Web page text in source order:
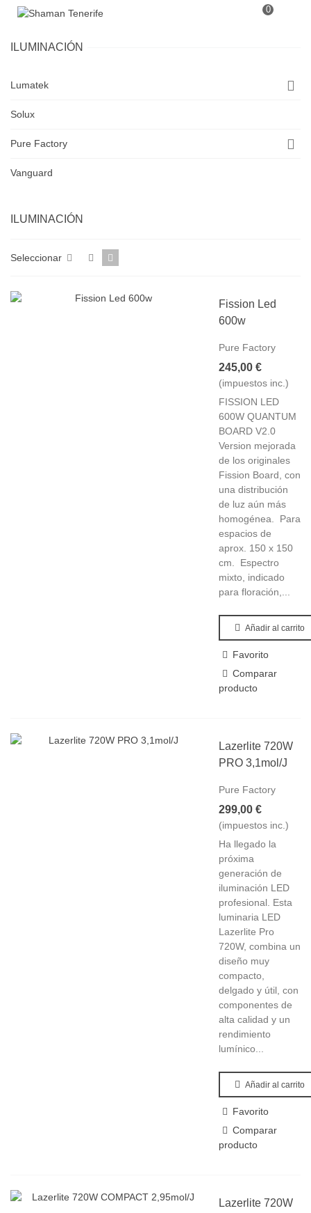
0
ILUMINACIÓN
Lumatek
Solux
Pure Factory
Vanguard
ILUMINACIÓN
Seleccionar
Fission Led
600w
Pure Factory
245,00 €
(impuestos inc.)
FISSION LED
600W QUANTUM
BOARD V2.0
Version mejorada
de los originales
Fission Board, con
una distribución
de luz aún más
homogénea. Para
espacios de
aprox. 150 x 150
cm. Espectro
mixto, indicado
para floración,...
Añadir al carrito
Favorito
Comparar
producto
Lazerlite 720W
PRO 3,1mol/J
Pure Factory
299,00 €
(impuestos inc.)
Ha llegado la
próxima
generación de
iluminación LED
profesional. Esta
luminaria LED
Lazerlite Pro
720W, combina un
diseño muy
compacto,
delgado y útil, con
componentes de
alta calidad y un
rendimiento
lumínico...
Añadir al carrito
Favorito
Comparar
producto
Lazerlite 720W